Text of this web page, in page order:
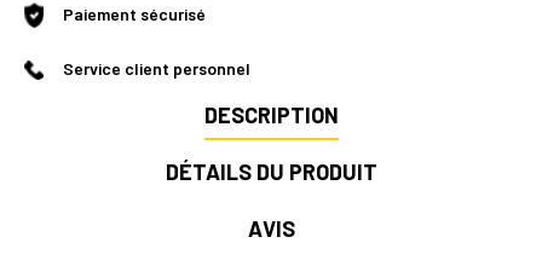
Paiement sécurisé
Service client personnel
DESCRIPTION
DÉTAILS DU PRODUIT
AVIS